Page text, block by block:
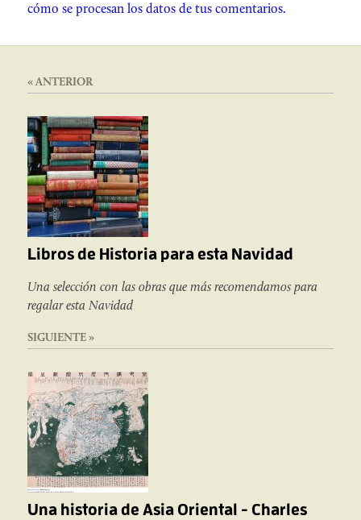
cómo se procesan los datos de tus comentarios.
« ANTERIOR
Libros de Historia para esta Navidad
Una selección con las obras que más recomendamos para
regalar esta Navidad
SIGUIENTE »
Una historia de Asia Oriental - Charles